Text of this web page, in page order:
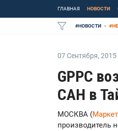
ГЛАВНАЯ НОВОСТИ
#НОВОСТИ #
07 Сентября, 2015
GPPC
САН в
МОСКВА (
производитель